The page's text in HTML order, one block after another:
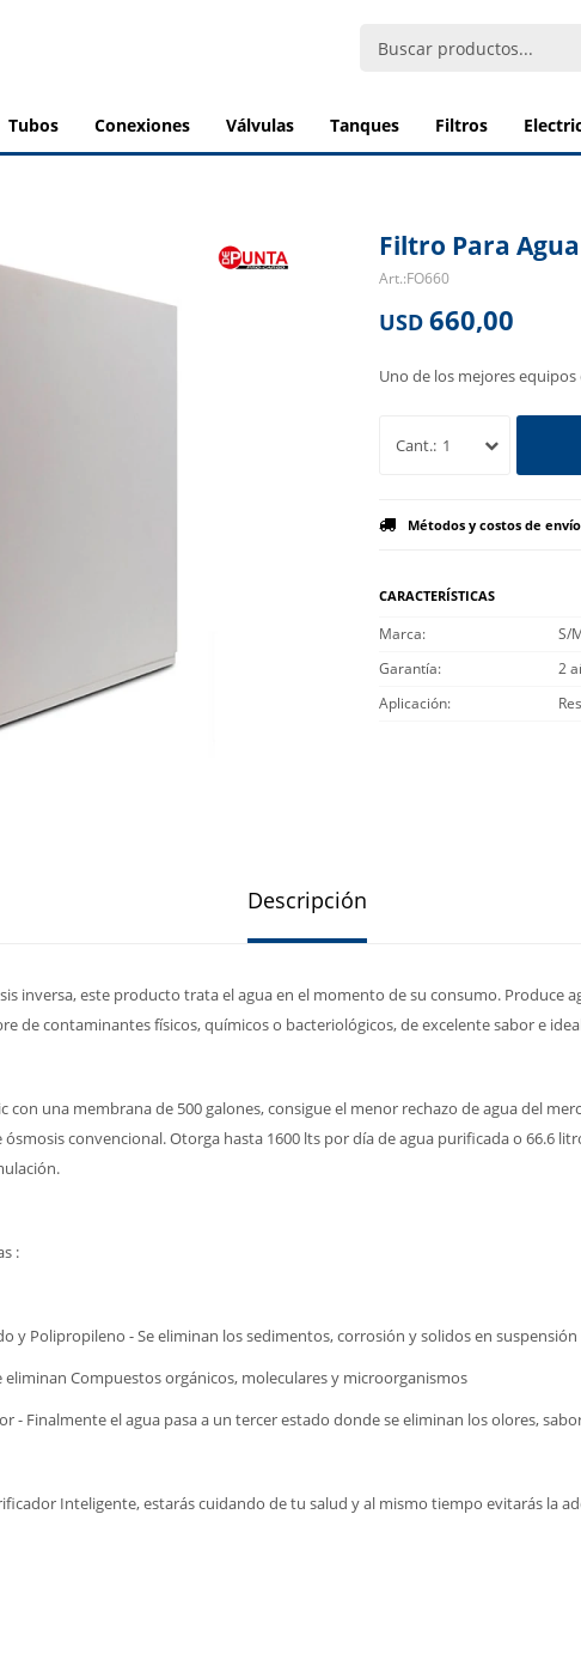
tubos conexiones válvulas tanques filtros
Filtro Para
FO660
USD 660,00
Uno de los mejores
1
Métodos y costos de envío
CARACTERÍSTICAS
Marca
S/
Garantía
2
Aplicación
Descripción
inversa, este producto trata el agua en el momento de su consumo. Produce
de contaminantes físicos, químicos o bacteriológicos, de excelente sabor e
con una membrana de 500 galones, consigue el menor rechazo de agua del
convencional. Otorga hasta 1600 lts por día de agua purificada o 66.6
:
y Polipropileno - Se eliminan los sedimentos, corrosión y solidos en suspensión
eliminan Compuestos orgánicos, moleculares y microorganismos
- Finalmente el agua pasa a un tercer estado donde se eliminan los olores,
Inteligente, estarás cuidando de tu salud y al mismo tiempo evitarás la